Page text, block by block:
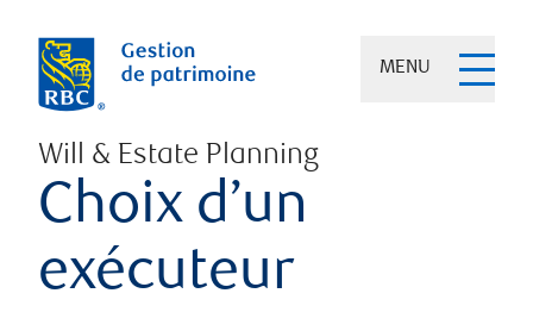
MENU
Will & Estate Planning
Choix d’un
exécuteur